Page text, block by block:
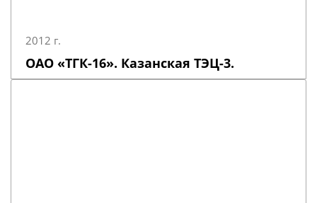
2012 г.
ОАО «ТГК-16». Казанская ТЭЦ-3.